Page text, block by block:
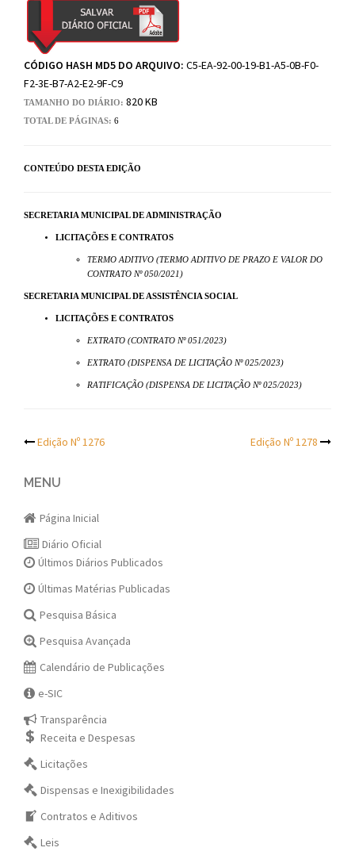
CÓDIGO HASH MD5 DO ARQUIVO: C5-EA-92-00-19-B1-A5-0B-F0-
F2-3E-B7-A2-E2-9F-C9
TAMANHO DO DIÁRIO: 820 KB
TOTAL DE PÁGINAS: 6
CONTEÚDO DESTA EDIÇÃO
SECRETARIA MUNICIPAL DE ADMINISTRAÇÃO
LICITAÇÕES E CONTRATOS
TERMO ADITIVO (TERMO ADITIVO DE PRAZO E VALOR DO
CONTRATO Nº 050/2021)
SECRETARIA MUNICIPAL DE ASSISTÊNCIA SOCIAL
LICITAÇÕES E CONTRATOS
EXTRATO (CONTRATO Nº 051/2023)
EXTRATO (DISPENSA DE LICITAÇÃO Nº 025/2023)
RATIFICAÇÃO (DISPENSA DE LICITAÇÃO Nº 025/2023)
Post
navigation
Edição Nº 1276 Edição Nº 1278
MENU
Página Inicial
Diário Oficial
Últimos Diários Publicados
Últimas Matérias Publicadas
Pesquisa Básica
Pesquisa Avançada
Calendário de Publicações
e-SIC
Transparência
Receita e Despesas
Licitações
Dispensas e Inexigibilidades
Contratos e Aditivos
Leis